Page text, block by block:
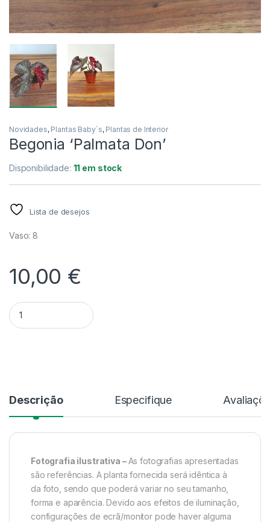
Novidades, Plantas Baby´s, Plantas de Interior
Begonia ‘Palmata Don’
Disponibilidade: 11 em stock
Lista de desejos
Vaso: 8
10,00 €
Quantidade Begonia 'Palmata Don'
Descrição Especifique
Fotografia ilustrativa –As fotografias apresentadas
são referências. A planta fornecida será idêntica à
da foto, sendo que poderá variar no seu tamanho,
forma e aparência. Devido aos efeitos de iluminação,
configurações de ecrã/monitor pode haver alguma